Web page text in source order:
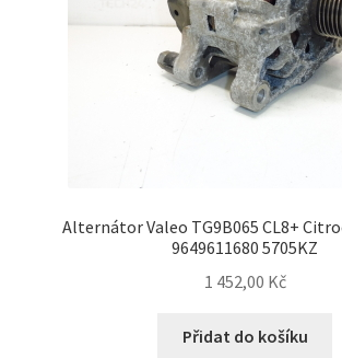
Alternátor Valeo TG9B065 CL8+
9649611680 5705KZ
1 452,00 Kč
Přidat do košíku